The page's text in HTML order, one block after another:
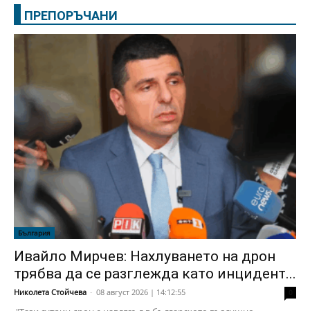
ПРЕПОРЪЧАНИ
България
Ивайло Мирчев: Нахлуването на дрон
трябва да се разглежда като инцидент...
Николета Стойчева - 08 август 2026 | 14:12:55